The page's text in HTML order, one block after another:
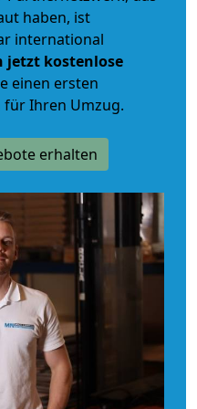
haben, ist
international
jetzt kostenlose
einen ersten
für Ihren Umzug.
erhalten